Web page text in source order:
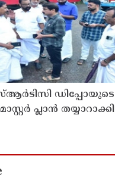
ഡിപ്പോയുടെ
പ്ലാൻ തയ്യാറാക്കി